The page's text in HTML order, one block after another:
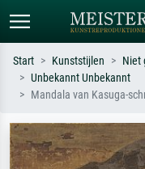
Standaard
Monet, Sterrennacht,
Hokusai-golf, naakt.
Start Kunststijlen
Niet
Unbekannt Unbekannt
Mandala van Kasuga-